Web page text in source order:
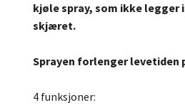
kjøle spray, som ikke legger
skjæret.
Sprayen forlenger
4 funksjoner: